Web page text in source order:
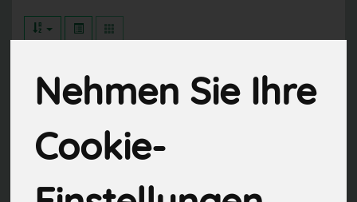
Nehmen Sie Ihre
Cookie-
Hersteller Ernährung
Allergene